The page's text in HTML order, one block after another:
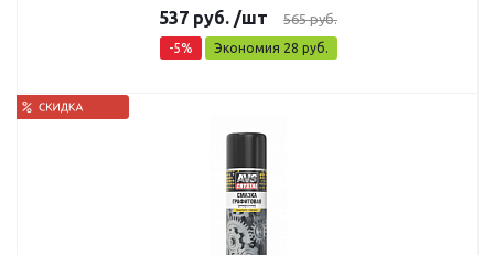
537 руб. /шт 565руб.
-5% Экономия 28 руб.